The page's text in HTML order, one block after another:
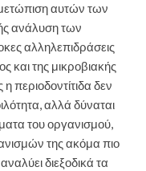
αυτών των
ανάλυση των
αλληλεπιδράσεις
και της μικροβιακής
περιοδοντίτιδα δεν
αλλά δύναται
του οργανισμού,
της ακόμα πιο
διεξοδικά τα